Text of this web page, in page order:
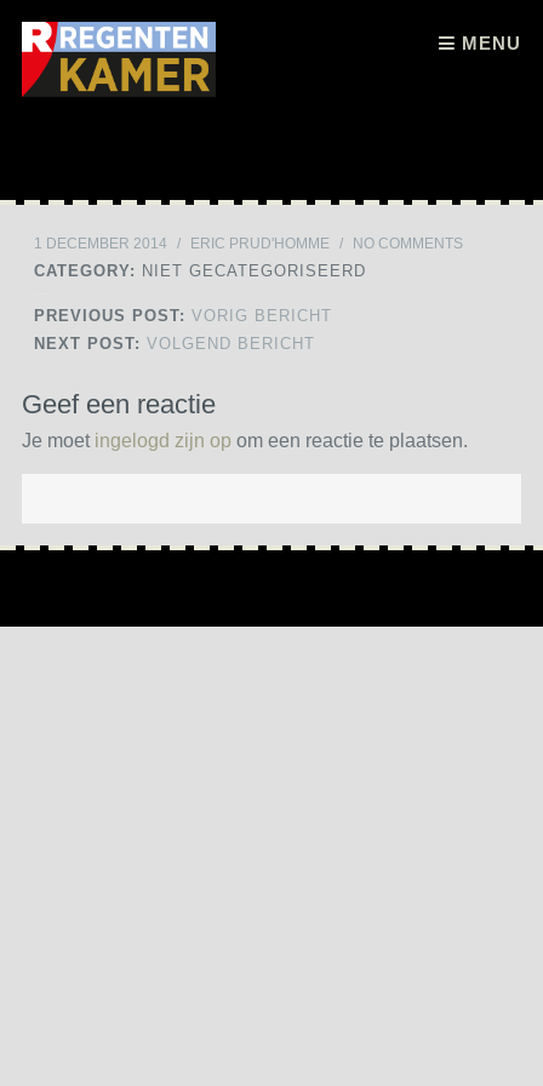
MENU
Skip to content
1 DECEMBER 2014 / ERIC PRUD'HOMME / NO COMMENTS
CATEGORY: NIET GECATEGORISEERD
PREVIOUS POST: VORIG BERICHT
NEXT POST: VOLGEND BERICHT
Geef een reactie
Je moet ingelogd zijn op om een reactie te plaatsen.